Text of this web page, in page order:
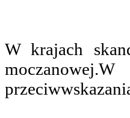
W krajach